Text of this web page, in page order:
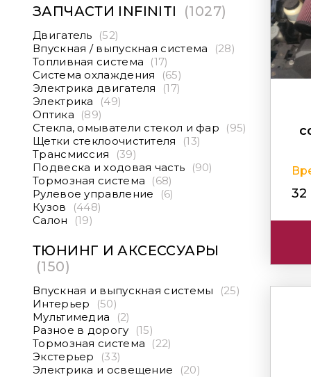
ЗАПЧАСТИ INFINITI (1027)
Двигатель
(52)
Впускная / выпускная система
(28)
Топливная система
(17)
Система охлаждения
(65)
Электрика двигателя
(17)
Электрика
(49)
Оптика
(89)
Стекла, омыватели стекол и фар
(95)
Щетки стеклоочистителя
(13)
Трансмиссия
(39)
Подвеска и ходовая часть
(90)
Тормозная система
(68)
Рулевое управление
(6)
Кузов
(448)
Салон
(19)
ТЮНИНГ И АКСЕССУАРЫ
(150)
Впускная и выпускная системы
(25)
Интерьер
(50)
Мультимедиа
(2)
Разное в дорогу
(15)
Тормозная система
(22)
Экстерьер
(33)
Электрика и освещение
(20)